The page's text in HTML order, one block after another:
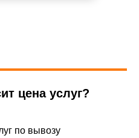
цена услуг?
по вывозу